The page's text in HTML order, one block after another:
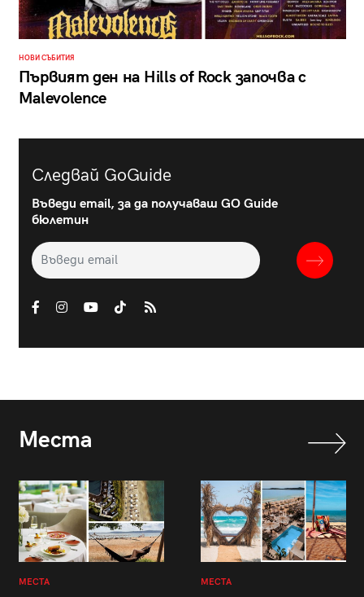
НОВИ СЪБИТИЯ
Първият ден на Hills of Rock започва с
Malevolence
Следвай GoGuide
Въведи email, за да получаваш GO Guide
бюлетин
Места
МЕСТА МЕСТА